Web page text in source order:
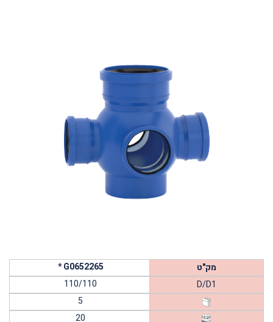
מק"ט
* G0652265
D/D1
110/110
5
20